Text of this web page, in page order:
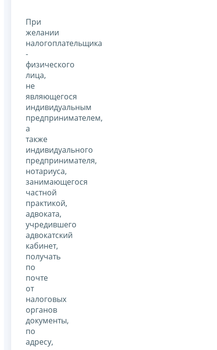
При
желании
налогоплательщика
-
физического
лица,
не
являющегося
индивидуальным
предпринимателем,
а
также
индивидуального
предпринимателя,
нотариуса,
занимающегося
частной
практикой,
адвоката,
учредившего
адвокатский
кабинет,
получать
по
почте
от
налоговых
органов
документы,
по
адресу,